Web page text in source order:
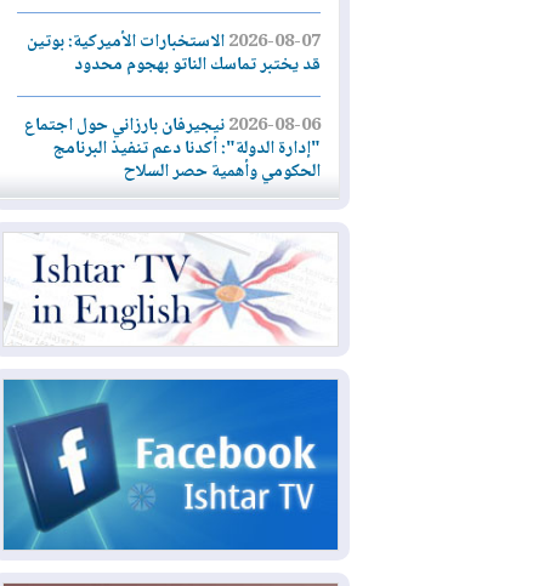
2026-08-07الاستخبارات الأميركية: بوتين
قد يختبر تماسك الناتو بهجوم محدود
2026-08-06نيجيرفان بارزاني حول اجتماع
"إدارة الدولة": أكدنا دعم تنفيذ البرنامج
الحكومي وأهمية حصر السلاح
2026-08-06ائتلاف ادارة الدولة: من
يقومون بسلوك يهدد امن البلاد خارجون عن
القانون يجب محاربتهم
2026-08-06بعد هجومين قرب باب المندب..
الأحمر
2026-08-06مئات القاصرين بلا مأوى.. أزمة
سبتة تتصاعد وتضغط على مدريد
لمدة عام.. بدء توريد 100
مليون قدم مكعب يومياً من غاز كورمور في
إقليم كوردستان إلى وزارة الكهرباء العراقية